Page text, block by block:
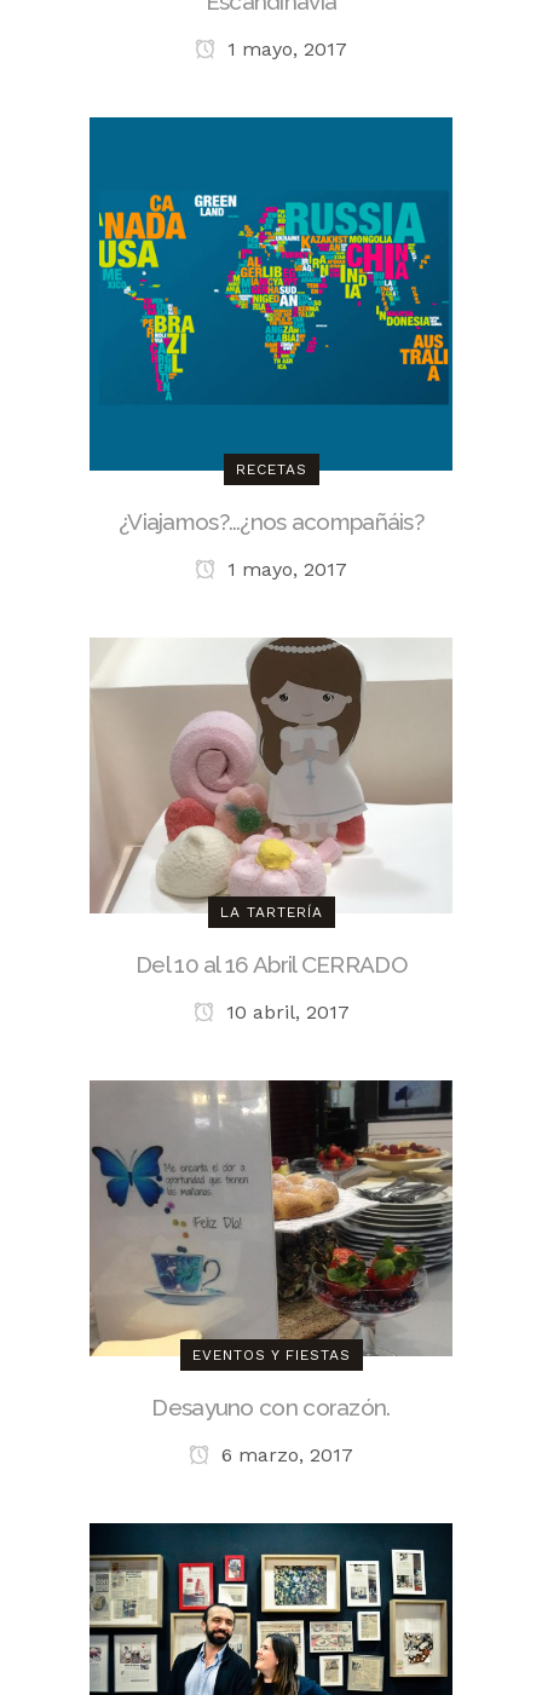
1 mayo, 2017
RECETAS
¿Viajamos?…¿nos acompañáis?
1 mayo, 2017
LA TARTERÍA
Del 10 al 16 Abril CERRADO
10 abril, 2017
EVENTOS Y FIESTAS
Desayuno con corazón.
6 marzo, 2017